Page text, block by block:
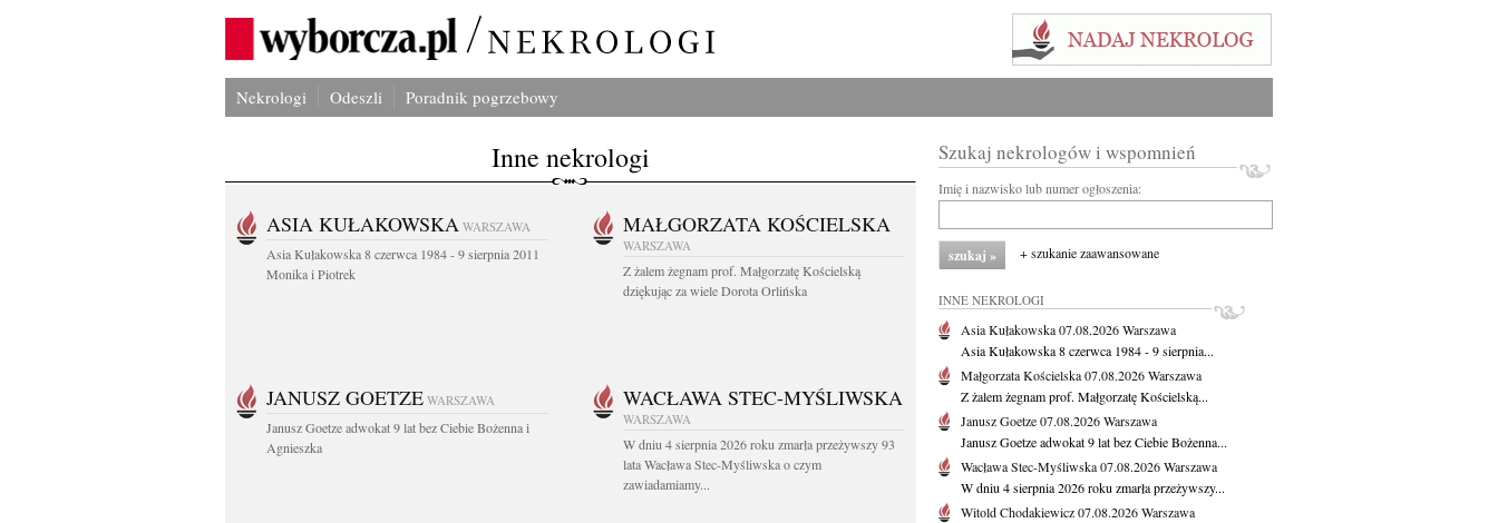
Nekrologi Odeszli Poradnik pogrzebowy
Inne nekrologi
ASIA KUŁAKOWSKA WARSZAWA
Asia Kułakowska 8 czerwca 1984 - 9 sierpnia 2011
Monika i Piotrek
MAŁGORZATA KOŚCIELSKA
WARSZAWA
Z żalem żegnam prof. Małgorzatę Kościelską
dziękując za wiele Dorota Orlińska
JANUSZ GOETZE WARSZAWA
Janusz Goetze adwokat 9 lat bez Ciebie Bożenna i
Agnieszka
WACŁAWA STEC-MYŚLIWSKA
WARSZAWA
W dniu 4 sierpnia 2026 roku zmarła przeżywszy 93
lata Wacława Stec-Myśliwska o czym
zawiadamiamy...
Szukaj nekrologów i wspomnień
Imię i nazwisko lub numer ogłoszenia:
+ szukanie zaawansowane
INNE NEKROLOGI
Asia Kułakowska07.08.2026Warszawa
Asia Kułakowska 8 czerwca 1984 - 9 sierpnia...
Małgorzata Kościelska07.08.2026Warszawa
Z żalem żegnam prof. Małgorzatę Kościelską...
Janusz Goetze07.08.2026Warszawa
Janusz Goetze adwokat 9 lat bez Ciebie Bożenna...
Wacława Stec-Myśliwska07.08.2026Warszawa
W dniu 4 sierpnia 2026 roku zmarła przeżywszy...
Witold Chodakiewicz07.08.2026Warszawa